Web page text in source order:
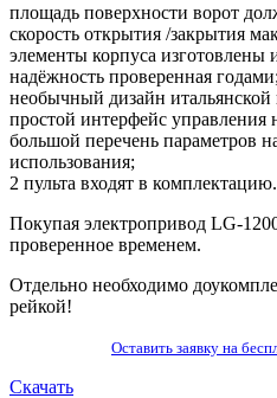
площадь поверхности ворот
скорость открытия /закрытия
элементы корпуса изготовлены
надёжность проверенная годами;
необычный дизайн
простой интерфейс управления
большой перечень параметров
использования;
2 пульта входят в комплектацию.
Покупая электропривод LG-
проверенное временем.
Отдельно необходимо
рейкой!
Оставить заявку на
Скачать